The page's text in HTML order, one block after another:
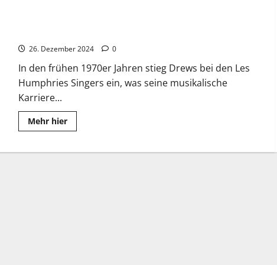
26. Dezember 2024 0
In den frühen 1970er Jahren stieg Drews bei den Les
Humphries Singers ein, was seine musikalische
Karriere...
Mehr hierRead
more
Drews: